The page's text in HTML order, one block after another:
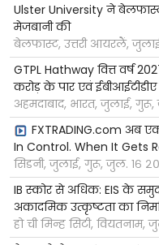
Ulster University ने
मेजबानी की
बेलफास्ट, उत्तरी आयरलैं,
GTPL Hathway वित्त वर्ष
करोड़ के पार एवं ईबीआईटीडीए
अहमदाबाद, भारत, जुलाई,
FXTRADING.com अब
In Control. When It Gets
सिडनी, जुलाई, गुरू, जुल. १६
IB स्कोर से अधिक: EIS के
अकादमिक उत्कृष्टता का
हो ची मिन्ह सिटी,